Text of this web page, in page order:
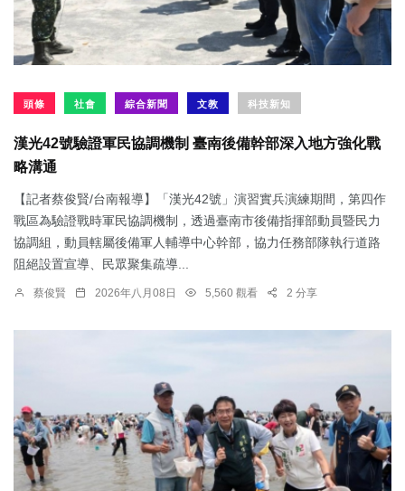
頭條 社會 綜合新聞 文教 科技新知
漢光42號驗證軍民協調機制 臺南後備幹部深入地方強化戰
略溝通
【記者蔡俊賢/台南報導】「漢光42號」演習實兵演練期間，第四作
戰區為驗證戰時軍民協調機制，透過臺南市後備指揮部動員暨民力
協調組，動員轄屬後備軍人輔導中心幹部，協力任務部隊執行道路
阻絕設置宣導、民眾聚集疏導...
蔡俊賢 2026年八月08日 5,560 觀看 2 分享